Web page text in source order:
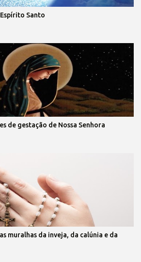
Santo
de gestação de Nossa Senhora
muralhas da inveja, da calúnia e da